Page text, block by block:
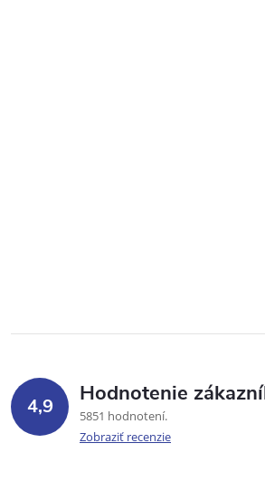
4,9 Hodnotenie
5851 hodnotení
Zobraziť recenzie